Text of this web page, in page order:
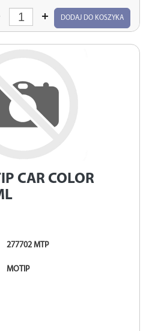
DODAJ DO KOSZYKA
CAR COLOR
277702 MTP
MOTIP